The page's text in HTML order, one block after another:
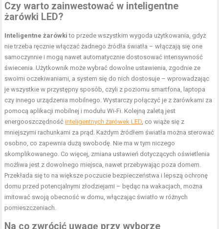
Czy warto zainwestować w inteligentne
żarówki LED?
Inteligentne żarówki to przede wszystkim wygoda użytkowania, gdyż
nie trzeba ręcznie włączać żadnego źródła światła – włączają się one
samoczynnie i mogą nawet automatycznie dostosować intensywność
świecenia. Użytkownik może wybrać dowolne ustawienia, zgodnie ze
swoimi oczekiwaniami, a system się do nich dostosuje – wprowadzając
je wszystkie w przystępny sposób, czyli z poziomu smartfona, laptopa
czy innego urządzenia mobilnego. Wystarczy połączyć je z żarówkami za
pomocą aplikacji mobilnej i modułu Wi-Fi. Kolejną zaletą jest
energooszczędnośćinteligentnych żarówek LED, co wiąże się z
mniejszymi rachunkami za prąd. Każdym źródłem światła można sterować
osobno, co zapewnia dużą swobodę. Nie ma w tym niczego
skomplikowanego. Co więcej, zmiana ustawień dotyczących oświetlenia
możliwa jest z dowolnego miejsca, nawet przebywając poza domem.
Przekłada się to na większe poczucie bezpieczeństwa i lepszą ochronę
domu przed potencjalnymi złodziejami – będąc na wakacjach, można
imitować swoją obecność w domu, włączając światło w różnych
pomieszczeniach.
Na co zwrócić uwagę przy wyborze